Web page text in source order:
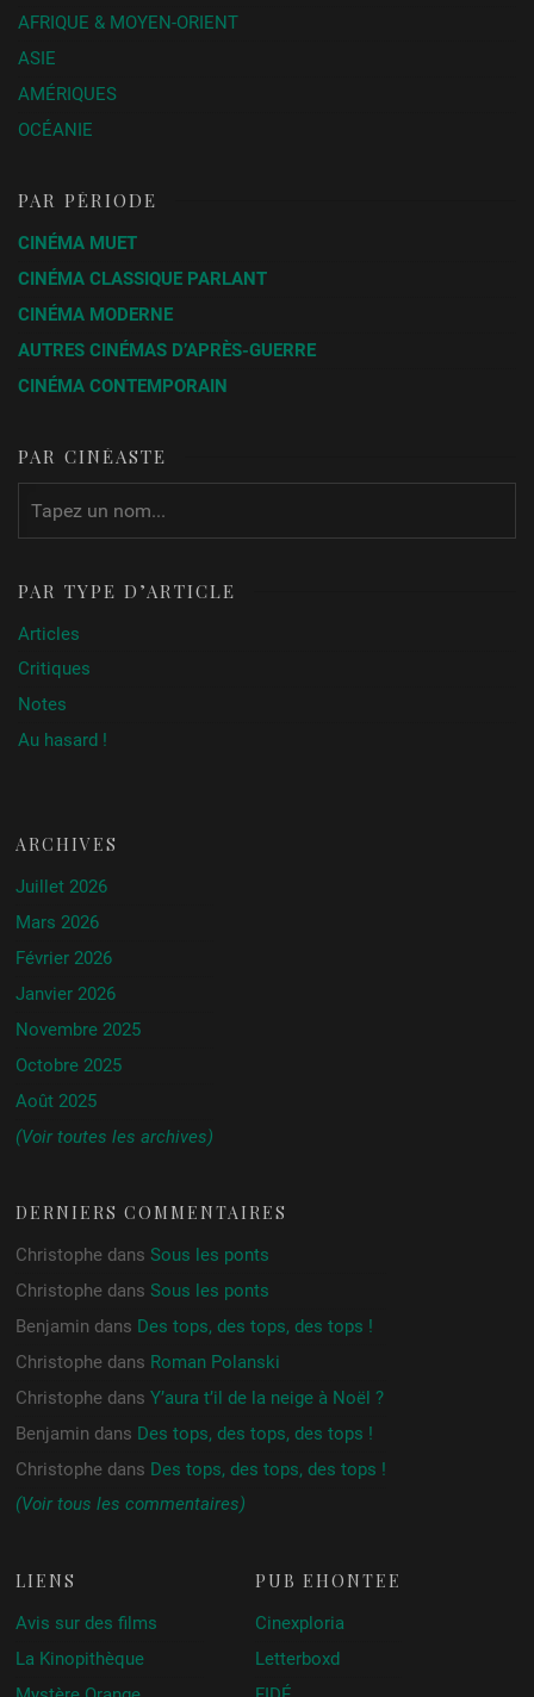
AFRIQUE & MOYEN-ORIENT
ASIE
AMÉRIQUES
OCÉANIE
PAR PÉRIODE
CINÉMA MUET
CINÉMA CLASSIQUE PARLANT
CINÉMA MODERNE
AUTRES CINÉMAS D’APRÈS-GUERRE
CINÉMA CONTEMPORAIN
PAR CINÉASTE
PAR TYPE D’ARTICLE
Articles
Critiques
Notes
Au hasard !
ARCHIVES
Juillet 2026
Mars 2026
Février 2026
Janvier 2026
Novembre 2025
Octobre 2025
Août 2025
(Voir toutes les archives)
DERNIERS COMMENTAIRES
Christophe dans Sous les ponts
Christophe dans Sous les ponts
Benjamin dans Des tops, des tops, des tops !
Christophe dans Roman Polanski
Christophe dans Y’aura t’il de la neige à Noël ?
Benjamin dans Des tops, des tops, des tops !
Christophe dans Des tops, des tops, des tops !
(Voir tous les commentaires)
LIENS
Avis sur des films
La Kinopithèque
PUB ÉHONTÉE
Cinexploria
Letterboxd